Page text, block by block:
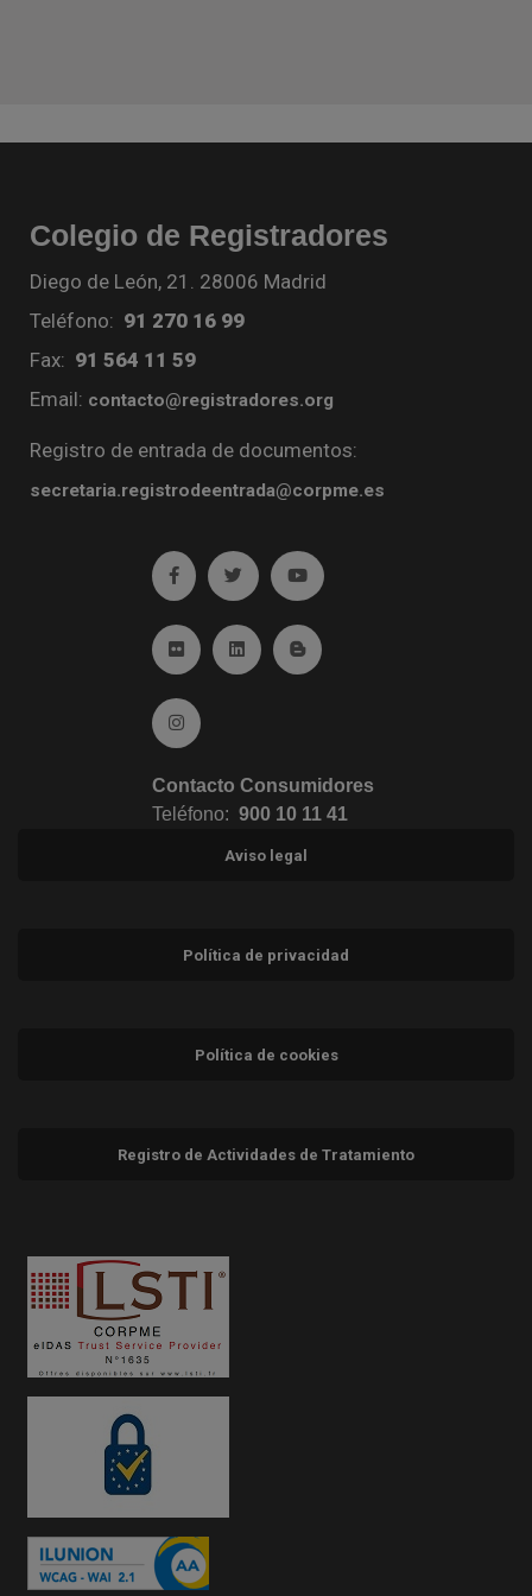
Colegio de Registradores
Diego de León, 21. 28006 Madrid
Teléfono: 91 270 16 99
Fax: 91 564 11 59
Email: contacto@registradores.org
Registro de entrada de documentos:
secretaria.registrodeentrada@corpme.es
Ir a facebook (abre en ventana nueva)
Ir a twitter (abre en ventana nueva)
Ir a YouTube (abre en
Ir a Flickr (abre en ventana nueva)
Ir a Linkedin (abre en ventana nueva)
Ir al Blog (abre en ventana
Ir a Instagram (abre en ventana nueva)
Contacto Consumidores
Teléfono: 900 10 11 41
Aviso legal
Política de privacidad
Política de cookies
Registro de Actividades de Tratamiento